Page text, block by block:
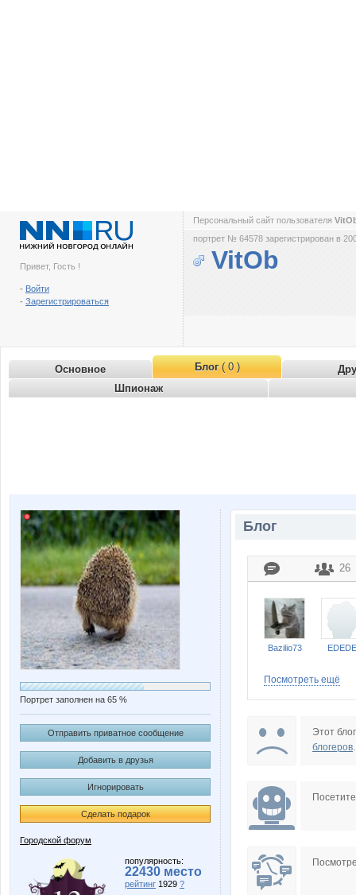
Привет, Гость !
- Войти
- Зарегистрироваться
Персональный сайт пользователя
портрет № 64578 зарегистрирован в
VitOb
Основное Блог( 0 )
Шпионаж
Портрет заполнен на 65 %
Отправить приватное сообщение
Добавить в друзья
Игнорировать
Сделать подарок
Городской форум
популярность:
22430 место
рейтинг 1929 ?
Блог
26
Bazilio73 EDEDE
отличка
Посмотреть ещё
Этот
блогеров.